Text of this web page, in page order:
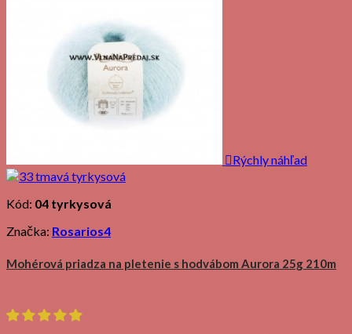
Rýchly náhľad
Kód: 04 tyrkysová
Značka: Rosarios4
Mohérová priadza na pletenie s hodvábom Aurora 25g 210m